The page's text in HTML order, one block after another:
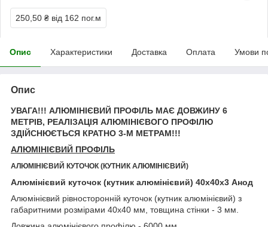
250,50 ₴ від 162 пог.м
Опис Характеристики Доставка Оплата Умови
Опис
УВАГА!!! АЛЮМІНІЄВИЙ ПРОФІЛЬ МАЄ ДОВЖИНУ 6
МЕТРІВ, РЕАЛІЗАЦІЯ АЛЮМІНІЄВОГО ПРОФІЛЮ
ЗДІЙСНЮЄТЬСЯ КРАТНО 3-М МЕТРАМ!!!
АЛЮМІНІЄВИЙ ПРОФІЛЬ
АЛЮМІНІЄВИЙ КУТОЧОК (КУТНИК АЛЮМІНІЄВИЙ)
Алюмінієвий куточок (кутник алюмінієвий) 40х40х3 Анод
Алюмінієвий рівносторонній куточок (кутник алюмінієвий) з
габаритними розмірами 40х40 мм, товщина стінки - 3 мм.